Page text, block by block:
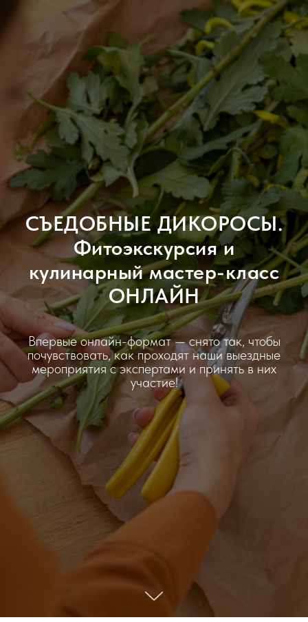
СЪЕДОБНЫЕ ДИКОРОСЫ.
Фитоэкскурсия и
кулинарный мастер-класс
ОНЛАЙН
Впервые онлайн-формат — снято так, чтобы
почувствовать, как проходят наши выездные
мероприятия с экспертами и принять в них
участие!